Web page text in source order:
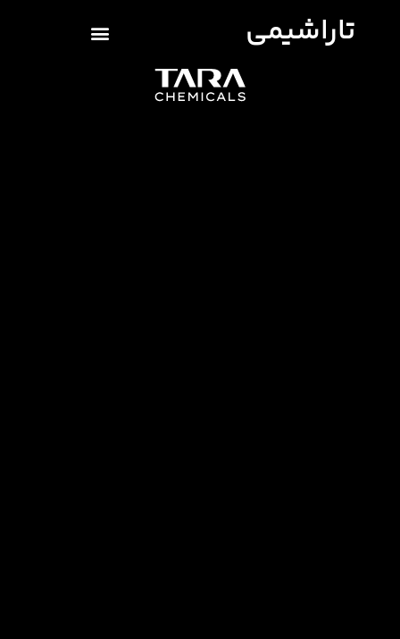
تاراشیمی